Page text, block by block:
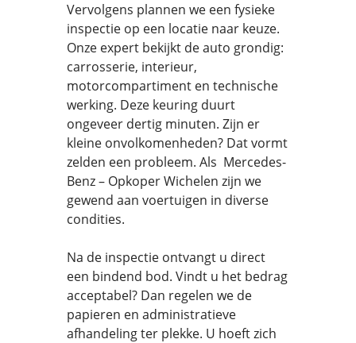
Vervolgens plannen we een fysieke
inspectie op een locatie naar keuze.
Onze expert bekijkt de auto grondig:
carrosserie, interieur,
motorcompartiment en technische
werking. Deze keuring duurt
ongeveer dertig minuten. Zijn er
kleine onvolkomenheden? Dat vormt
zelden een probleem. Als Mercedes-
Benz – Opkoper Wichelen zijn we
gewend aan voertuigen in diverse
condities.
Na de inspectie ontvangt u direct
een bindend bod. Vindt u het bedrag
acceptabel? Dan regelen we de
papieren en administratieve
afhandeling ter plekke. U hoeft zich